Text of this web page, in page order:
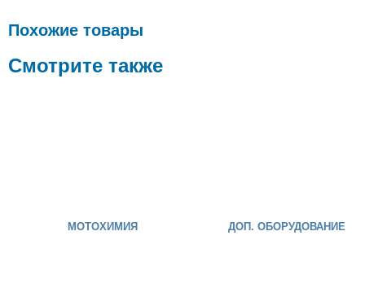
Похожие товары
Смотрите также
МОТОХИМИЯ ДОП. ОБОРУДОВАНИЕ